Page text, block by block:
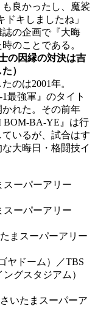
も良かったし、魔裟
キしましたね」
の企画で『大晦
のことである。
の因縁の対決は吉
）
のは2001年。
最強軍』のタイト
れた。その前年
BOM-BA-YE』は行
いるが、試合はす
大晦日・格闘技イ
スーパーアリー
スーパーアリー
まスーパーアリー
ヤドーム）／TBS
グスタジアム）
いたまスーパーア